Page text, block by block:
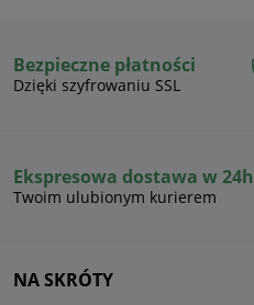
Bezpieczne płatności
Dzięki szyfrowaniu SSL
Ekspresowa dostawa w 24h
Twoim ulubionym kurierem
NA SKRÓTY